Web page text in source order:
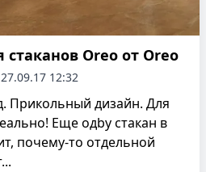
Oreo от Oreo
27.09.17 12:32
Прикольный дизайн. Для
Еще одby стакан в
почему-то отдельной